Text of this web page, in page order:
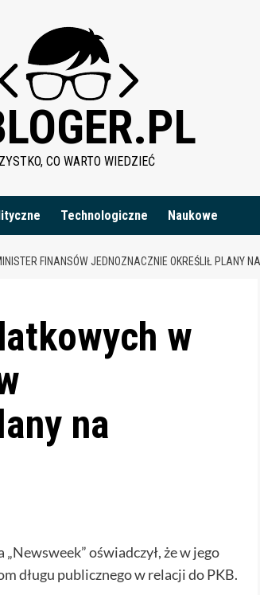
CO WARTO WIEDZIEĆ
Technologiczne Naukowe
FINANSÓW JEDNOZNACZNIE OKREŚLIŁ PLANY
w
na
oświadczył, że w jego
długu publicznego w relacji do PKB.